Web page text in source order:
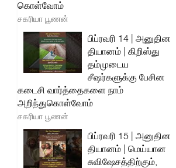
கொள்வோம்
சகரியா பூணன்
பிப்ரவரி 14 | அனுதின
தியானம் | கிறிஸ்து
தம்முடைய
சீஷர்களுக்கு பேசின
கடைசி வார்த்தைகளை நாம்
அறிந்துகொள்வோம்
சகரியா பூணன்
பிப்ரவரி 15 | அனுதின
தியானம் | மெய்யான
சுவிஷேசத்திற்கும்,